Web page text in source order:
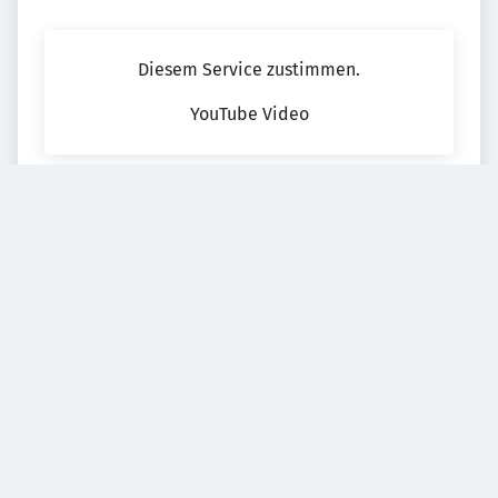
Diesem Service zustimmen.
YouTube Video